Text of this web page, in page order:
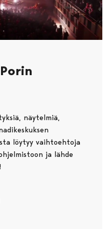
näytelmiä,
löytyy vaihtoehtoja
ja lähde